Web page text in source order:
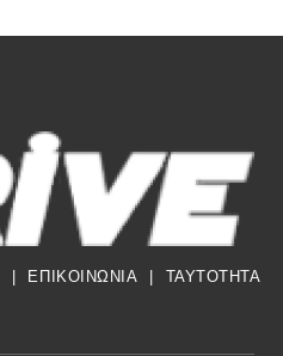
ΕΠΙΚΟΙΝΩΝΙΑ TAYTOTHTA